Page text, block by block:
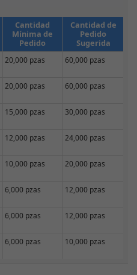
Cantidad
Mínima de
Pedido
Cantidad de
Pedido
Sugerida
20,000 pzas 60,000 pzas
20,000 pzas 60,000 pzas
15,000 pzas 30,000 pzas
12,000 pzas 24,000 pzas
10,000 pzas 20,000 pzas
6,000 pzas 12,000 pzas
6,000 pzas 12,000 pzas
6,000 pzas 10,000 pzas